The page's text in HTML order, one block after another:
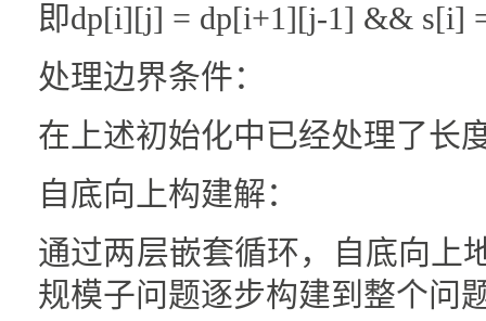
即dp[i][j] = dp[i+1][j-1] && s[i]
处理边界条件：
在上述初始化中已经处理了长
自底向上构建解：
通过两层嵌套循环，自底向上
规模子问题逐步构建到整个问